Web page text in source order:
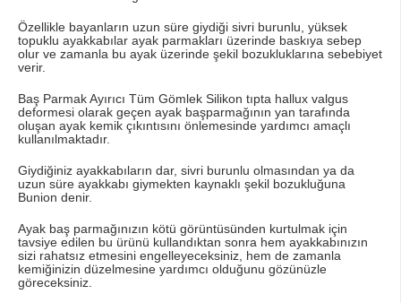
Özellikle bayanların uzun süre giydiği sivri burunlu, yüksek
topuklu ayakkabılar ayak parmakları üzerinde baskıya sebep
olur ve zamanla bu ayak üzerinde şekil bozukluklarına sebebiyet
verir.
Baş Parmak Ayırıcı Tüm Gömlek Silikon tıpta hallux valgus
deformesi olarak geçen ayak başparmağının yan tarafında
oluşan ayak kemik çıkıntısını önlemesinde yardımcı amaçlı
kullanılmaktadır.
Giydiğiniz ayakkabıların dar, sivri burunlu olmasından ya da
uzun süre ayakkabı giymekten kaynaklı şekil bozukluğuna
Bunion denir.
Ayak baş parmağınızın kötü görüntüsünden kurtulmak için
tavsiye edilen bu ürünü kullandıktan sonra hem ayakkabınızın
sizi rahatsız etmesini engelleyeceksiniz, hem de zamanla
kemiğinizin düzelmesine yardımcı olduğunu gözünüzle
göreceksiniz.